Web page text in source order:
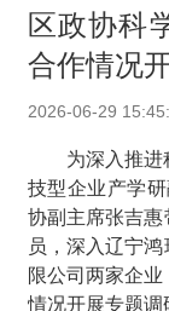
区政协科
合作情况
2026-06-29
为深入推
技型企业产学
协副主席张吉
员，深入辽宁
限公司两家企
情况开展专题调